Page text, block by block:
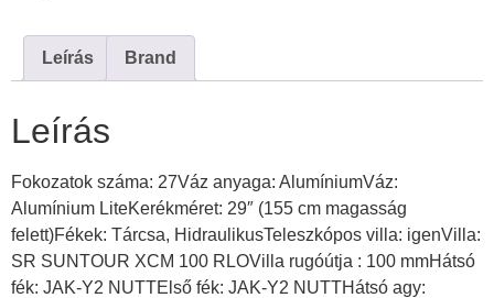
Leírás Brand
Leírás
Fokozatok száma: 27Váz anyaga: AlumíniumVáz:
Alumínium LiteKerékméret: 29″ (155 cm magasság
felett)Fékek: Tárcsa, HidraulikusTeleszkópos villa: igenVilla:
SR SUNTOUR XCM 100 RLOVilla rugóútja : 100 mmHátsó
fék: JAK-Y2 NUTTElső fék: JAK-Y2 NUTTHátsó agy: